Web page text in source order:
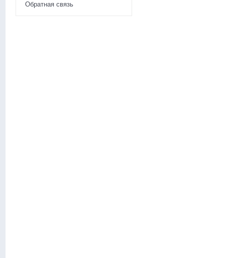
Обратная связь